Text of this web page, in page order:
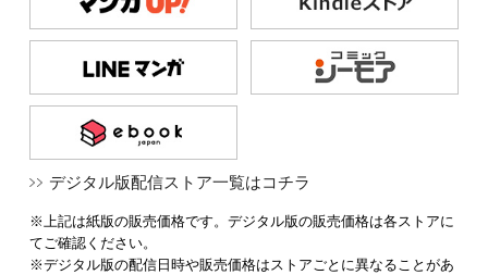
デジタル版配信ストア一覧はコチラ
※上記は紙版の販売価格です。デジタル版の販売価格は各ストアに
てご確認ください。
※デジタル版の配信日時や販売価格はストアごとに異なることがあ